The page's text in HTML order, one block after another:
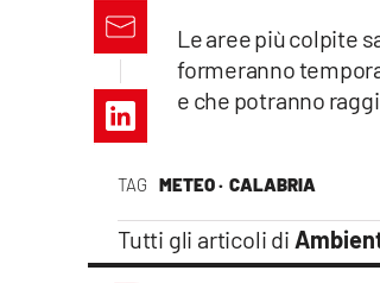
Vai
TAG METEO · CALABRIA
Tutti gli articoli di
Le aree più colpite
formeranno
e che potranno